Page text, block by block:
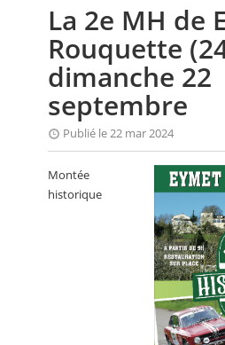
ANNUAIRES
PETITES ANNONCES
La 2e MH de
Rouquette
dimanche 22
septembre
Publié le 22 mar 2024
Montée
historique